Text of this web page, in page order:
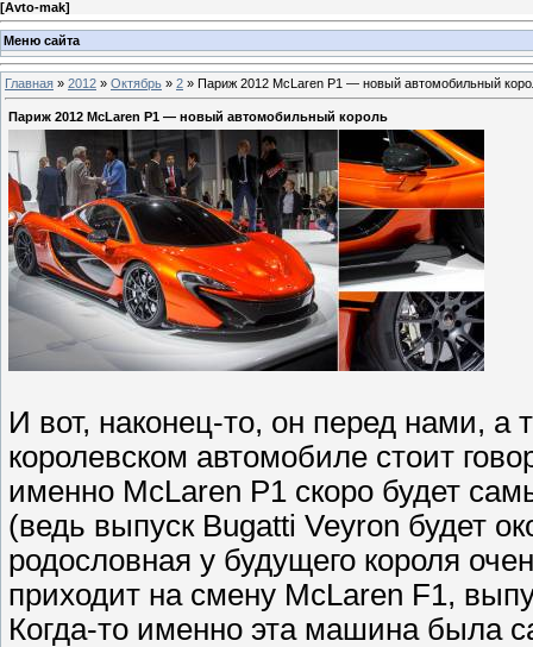
[Avto-mak]
Меню сайта
Главная » 2012 » Октябрь » 2 » Париж 2012 McLaren P1 — новый автомобильный
Париж 2012 McLaren P1 — новый автомобильный король
И вот, наконец-то, он перед нами,
королевском автомобиле стоит
именно McLaren P1 скоро будет
(ведь выпуск Bugatti Veyron будет
родословная у будущего короля
приходит на смену McLaren F1,
Когда-то именно эта машина была